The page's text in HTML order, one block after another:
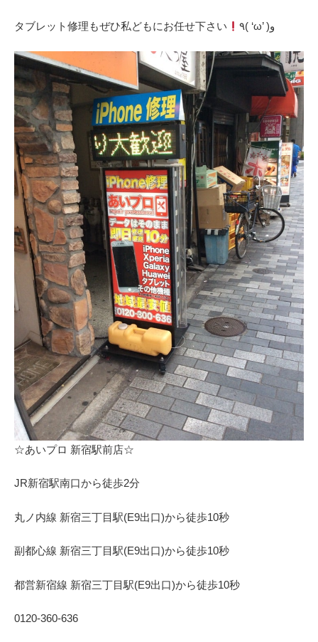
‎タブレット修理もぜひ私どもにお任せ下さい ٩( ‘ω’ )و
⁩☆あいプロ 新宿駅前店☆
JR新宿駅南口から徒歩2分
丸ノ内線 新宿三丁目駅(E9出口)から徒歩10秒
副都心線 新宿三丁目駅(E9出口)から徒歩10秒
都営新宿線 新宿三丁目駅(E9出口)から徒歩10秒
0120-360-636